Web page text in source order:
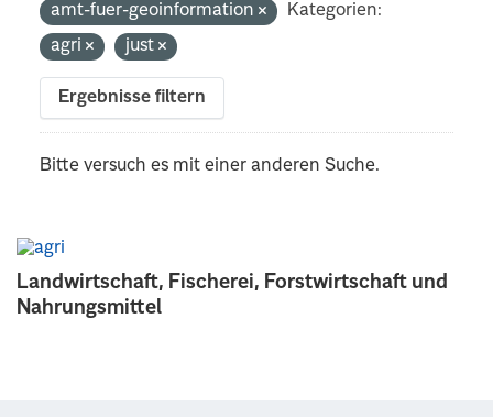
Landwirtschaft, Fischerei, Forstwirtschaft und
Nahrungsmittel
amt-fuer-geoinformation
Kategorien:
agri
just
Ergebnisse filtern
Bitte versuch es mit einer anderen Suche.